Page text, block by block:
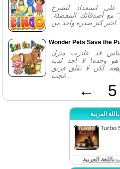
على استعداد لتصرخ
مع أصدقائك المفضلة.
واحد من...
Wonder Pets Save the
قد غادرت منزل
وحده! لا أحد لديه
لكن لا تقلق فريق
عجب...
← 5
العربية
Turbo
باللغة العربية